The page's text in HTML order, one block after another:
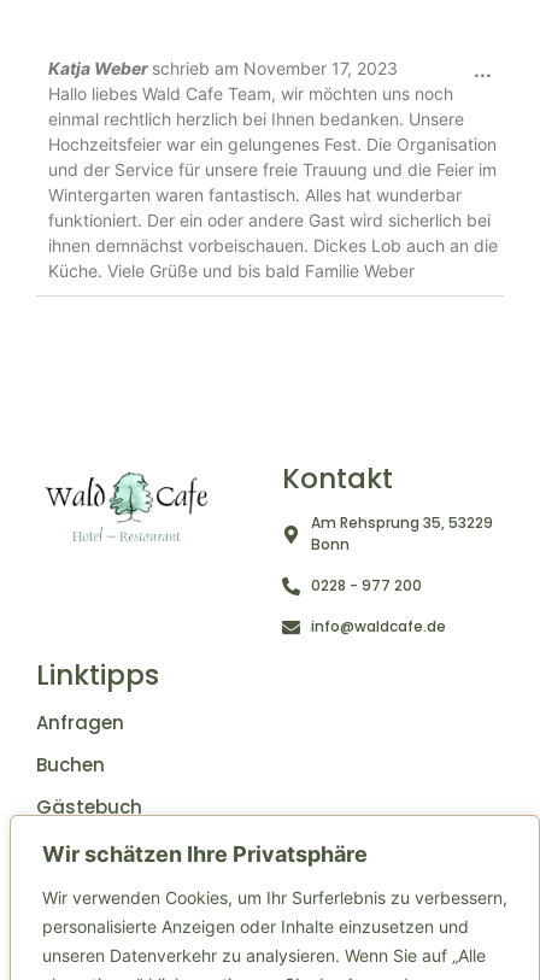
Wir schätzen Ihre Privatsphäre
Wir verwenden Cookies, um Ihr Surferlebnis zu verbessern,
personalisierte Anzeigen oder Inhalte einzusetzen und
unseren Datenverkehr zu analysieren. Wenn Sie auf „Alle
Katja Weber schrieb am November 17, 2023
Hallo liebes Wald Cafe Team, wir möchten uns noch
einmal rechtlich herzlich bei Ihnen bedanken. Unsere
Hochzeitsfeier war ein gelungenes Fest. Die Organisation
und der Service für unsere freie Trauung und die Feier im
Wintergarten waren fantastisch. Alles hat wunderbar
funktioniert. Der ein oder andere Gast wird sicherlich bei
ihnen demnächst vorbeischauen. Dickes Lob auch an die
Küche. Viele Grüße und bis bald Familie Weber
...
Kontakt
Am Rehsprung 35, 53229
Bonn
0228 - 977 200
info@waldcafe.de
Linktipps
Anfragen
Buchen
Gästebuch
Weitere Links
Jobs
Anfahrt